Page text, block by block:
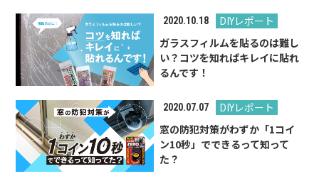
2020.10.18
DIYレポート
ガラスフィルムを貼るのは難し
い？コツを知ればキレイに貼れ
るんです！
2020.07.07
DIYレポート
窓の防犯対策がわずか「1コイ
ン10秒」でできるって知って
た？